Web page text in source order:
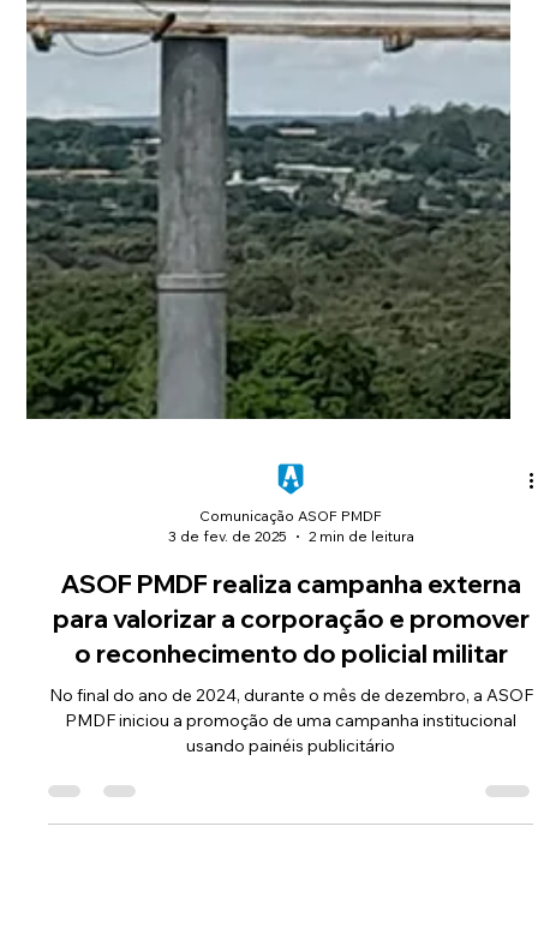
3 de fev. de 2025
2 min de leitura
ASOF PMDF realiza campanha externa
para valorizar a corporação e promover
o reconhecimento do policial militar
No final do ano de 2024, durante o mês de dezembro, a ASOF